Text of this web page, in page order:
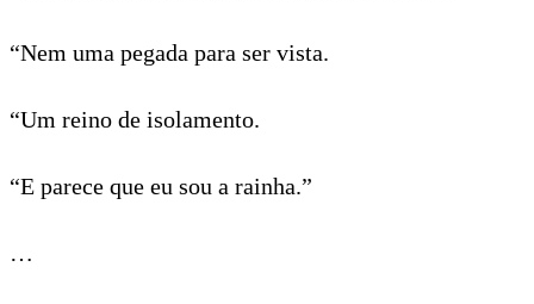
“Nem uma pegada para ser vista.
“Um reino de isolamento.
“E parece que eu sou a rainha.”
…